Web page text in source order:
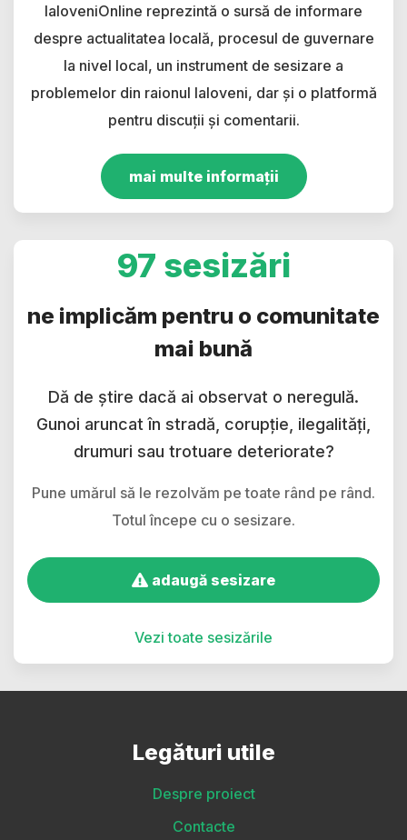
IaloveniOnline reprezintă o sursă de informare
despre actualitatea locală, procesul de guvernare
la nivel local, un instrument de sesizare a
problemelor din raionul Ialoveni, dar și o platformă
pentru discuții și comentarii.
mai multe informații
97 sesizări
ne implicăm pentru o comunitate
mai bună
Dă de știre dacă ai observat o neregulă.
Gunoi aruncat în stradă, corupție, ilegalități,
drumuri sau trotuare deteriorate?
Pune umărul să le rezolvăm pe toate rând pe rând.
Totul începe cu o sesizare.
adaugă sesizare
Vezi toate sesizările
Legături utile
Despre proiect
Contacte